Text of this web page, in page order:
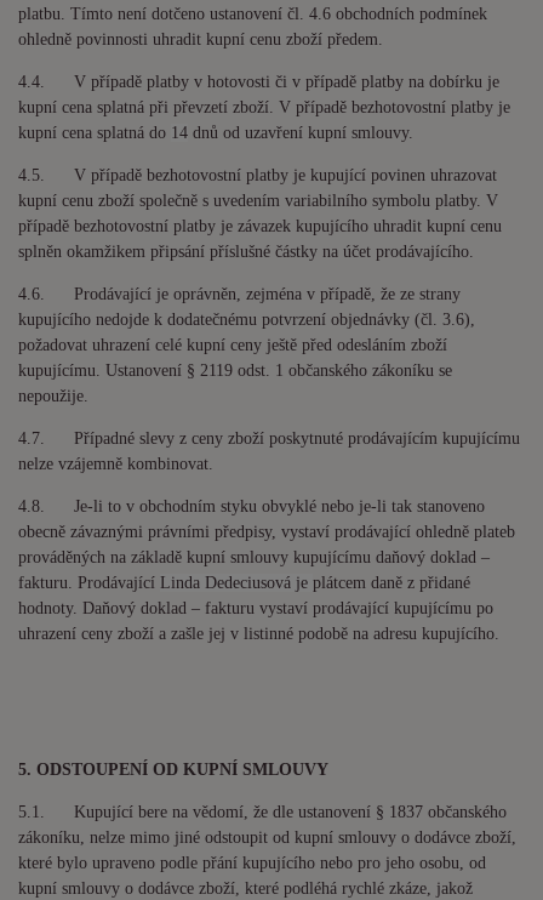
platbu. Tímto není dotčeno ustanovení čl. 4.6 obchodních podmínek
ohledně povinnosti uhradit kupní cenu zboží předem.
4.4. V případě platby v hotovosti či v případě platby na dobírku je
kupní cena splatná při převzetí zboží. V případě bezhotovostní platby je
kupní cena splatná do 14 dnů od uzavření kupní smlouvy.
4.5. V případě bezhotovostní platby je kupující povinen uhrazovat
kupní cenu zboží společně s uvedením variabilního symbolu platby. V
případě bezhotovostní platby je závazek kupujícího uhradit kupní cenu
splněn okamžikem připsání příslušné částky na účet prodávajícího.
4.6. Prodávající je oprávněn, zejména v případě, že ze strany
kupujícího nedojde k dodatečnému potvrzení objednávky (čl. 3.6),
požadovat uhrazení celé kupní ceny ještě před odesláním zboží
kupujícímu. Ustanovení § 2119 odst. 1 občanského zákoníku se
nepoužije.
4.7. Případné slevy z ceny zboží poskytnuté prodávajícím kupujícímu
nelze vzájemně kombinovat.
4.8. Je-li to v obchodním styku obvyklé nebo je-li tak stanoveno
obecně závaznými právními předpisy, vystaví prodávající ohledně plateb
prováděných na základě kupní smlouvy kupujícímu daňový doklad –
fakturu. Prodávající Linda Dedeciusová je plátcem daně z přidané
hodnoty. Daňový doklad – fakturu vystaví prodávající kupujícímu po
uhrazení ceny zboží a zašle jej v listinné podobě na adresu kupujícího.
5. ODSTOUPENÍ OD KUPNÍ SMLOUVY
5.1. Kupující bere na vědomí, že dle ustanovení § 1837 občanského
zákoníku, nelze mimo jiné odstoupit od kupní smlouvy o dodávce zboží,
které bylo upraveno podle přání kupujícího nebo pro jeho osobu, od
kupní smlouvy o dodávce zboží, které podléhá rychlé zkáze, jakož